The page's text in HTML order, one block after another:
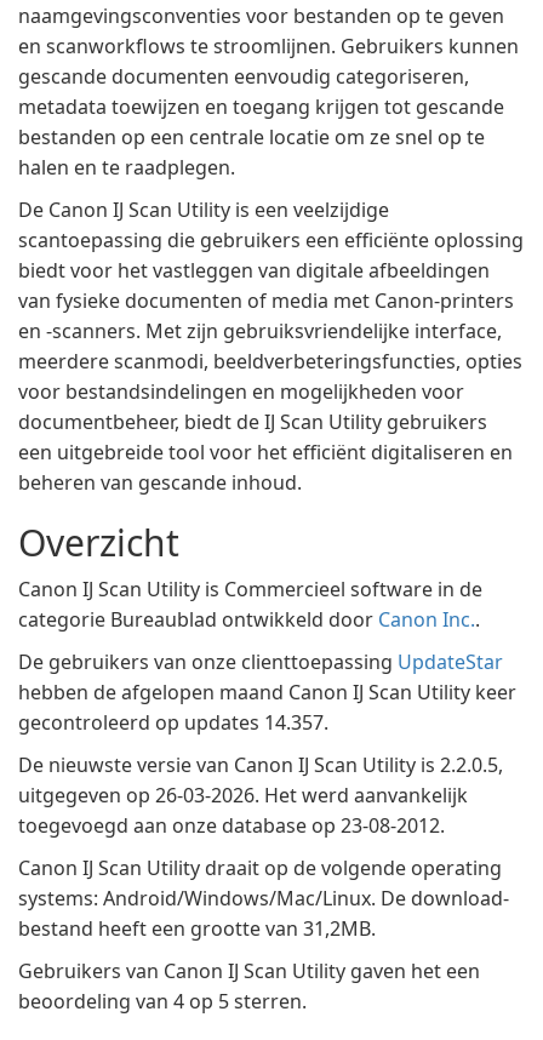
naamgevingsconventies voor bestanden op te geven
en scanworkflows te stroomlijnen. Gebruikers kunnen
gescande documenten eenvoudig categoriseren,
metadata toewijzen en toegang krijgen tot gescande
bestanden op een centrale locatie om ze snel op te
halen en te raadplegen.
De Canon IJ Scan Utility is een veelzijdige
scantoepassing die gebruikers een efficiënte oplossing
biedt voor het vastleggen van digitale afbeeldingen
van fysieke documenten of media met Canon-printers
en -scanners. Met zijn gebruiksvriendelijke interface,
meerdere scanmodi, beeldverbeteringsfuncties, opties
voor bestandsindelingen en mogelijkheden voor
documentbeheer, biedt de IJ Scan Utility gebruikers
een uitgebreide tool voor het efficiënt digitaliseren en
beheren van gescande inhoud.
Overzicht
Canon IJ Scan Utility is Commercieel software in de
categorie Bureaublad ontwikkeld door Canon Inc..
De gebruikers van onze clienttoepassing UpdateStar
hebben de afgelopen maand Canon IJ Scan Utility keer
gecontroleerd op updates 14.357.
De nieuwste versie van Canon IJ Scan Utility is 2.2.0.5,
uitgegeven op 26-03-2026. Het werd aanvankelijk
toegevoegd aan onze database op 23-08-2012.
Canon IJ Scan Utility draait op de volgende operating
systems: Android/Windows/Mac/Linux. De download-
bestand heeft een grootte van 31,2MB.
Gebruikers van Canon IJ Scan Utility gaven het een
beoordeling van 4 op 5 sterren.